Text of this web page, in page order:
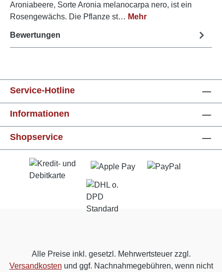
Aroniabeere, Sorte Aronia melanocarpa nero, ist ein
Rosengewächs. Die Pflanze st… Mehr
Bewertungen
Service-Hotline
Informationen
Shopservice
Alle Preise inkl. gesetzl. Mehrwertsteuer zzgl.
Versandkosten und ggf. Nachnahmegebühren, wenn nicht